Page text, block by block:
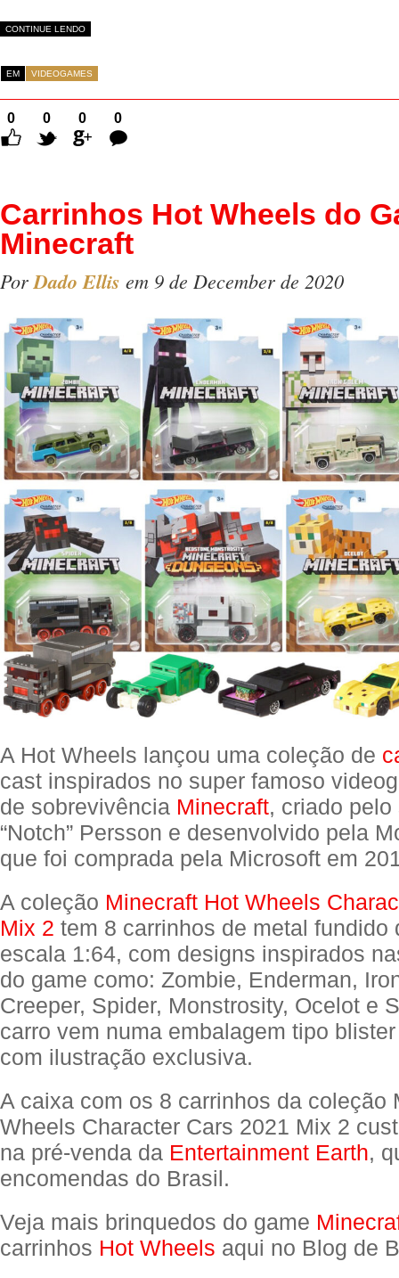
CONTINUE LENDO
EM VIDEOGAMES
0 0 0
0
Comentários
Carrinhos Hot Wheels do
Minecraft
PorDado Ellis em 9 de December de 2020
A Hot Wheels lançou uma coleção de
cast inspirados no super famoso
de sobrevivência Minecraft, criado
“Notch” Persson e desenvolvido pela
que foi comprada pela Microsoft em
A coleção Minecraft Hot Wheels
Mix 2 tem 8 carrinhos de metal fundido
escala 1:64, com designs inspirados
do game como: Zombie, Enderman,
Creeper, Spider, Monstrosity, Ocelot e
carro vem numa embalagem tipo
com ilustração exclusiva.
A caixa com os 8 carrinhos da coleção
Wheels Character Cars 2021 Mix 2
na pré-venda da Entertainment Earth,
encomendas do Brasil.
Veja mais brinquedos do game
carrinhos Hot Wheels aqui no Blog de